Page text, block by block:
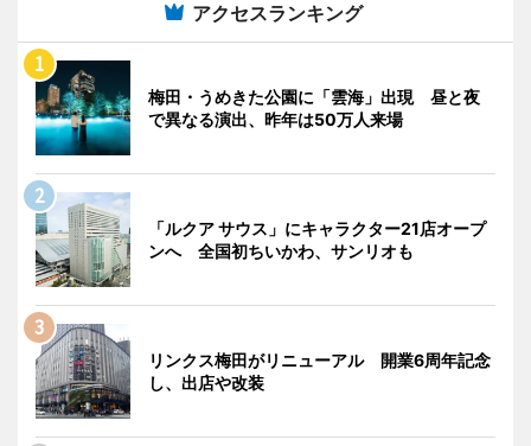
アクセスランキング
梅田・うめきた公園に「雲海」出現 昼と夜
で異なる演出、昨年は50万人来場
「ルクア サウス」にキャラクター21店オープ
ンへ 全国初ちいかわ、サンリオも
リンクス梅田がリニューアル 開業6周年記念
し、出店や改装